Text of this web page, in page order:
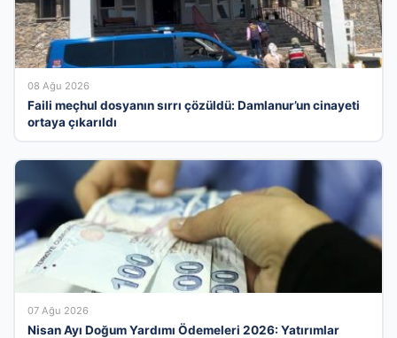
08 Ağu 2026
Faili meçhul dosyanın sırrı çözüldü: Damlanur’un cinayeti
ortaya çıkarıldı
07 Ağu 2026
Nisan Ayı Doğum Yardımı Ödemeleri 2026: Yatırımlar